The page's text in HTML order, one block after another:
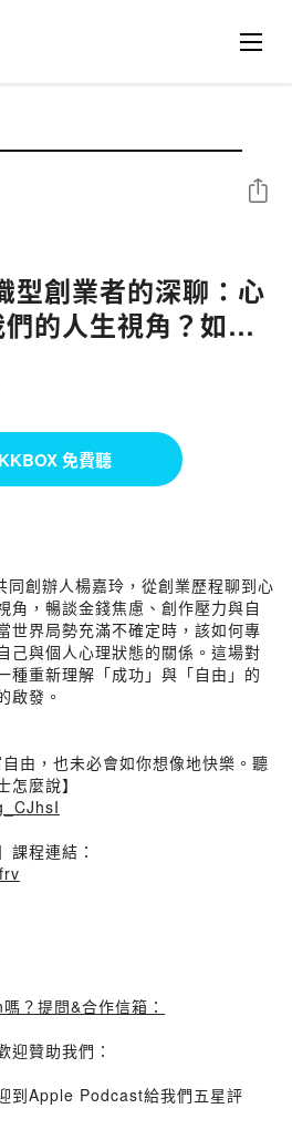
型創業者的深聊：心
的人生視角？如何
金錢焦慮？｜啟點
嘉玲 專訪
分享
免費聽
創辦人楊嘉玲，從創業歷程聊到心
角，暢談金錢焦慮、創作壓力與自
世界局勢充滿不確定時，該如何專
己與個人心理狀態的關係。這場對
種重新理解「成功」與「自由」的
啟發。
由，也未必會如你想像地快樂。聽
麼說】
課程連結：
？提問&合作信箱：
迎贊助我們：
到Apple Podcast給我們五星評